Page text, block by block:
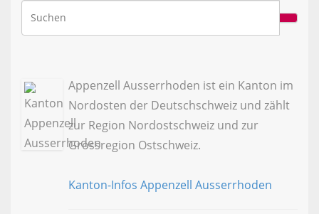
Appenzell Ausserrhoden ist ein Kanton im
Nordosten der Deutschschweiz und zählt
zur Region Nordostschweiz und zur
Grossregion Ostschweiz.
Kanton-Infos Appenzell Ausserrhoden